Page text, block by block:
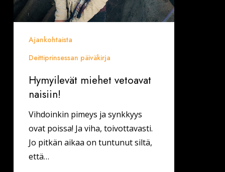
Ajankohtaista
Deittiprinsessan päiväkirja
Hymyilevät miehet vetoavat
naisiin!
Vihdoinkin pimeys ja synkkyys
ovat poissa! Ja viha, toivottavasti.
Jo pitkän aikaa on tuntunut siltä,
että…